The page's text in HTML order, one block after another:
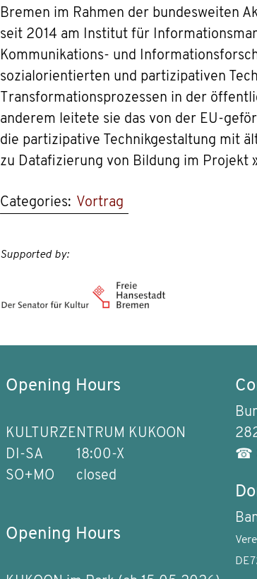
Bremen im Rahmen der bundesweiten
seit 2014 am Institut für
Kommunikations- und
sozialorientierten und partizipativen
Transformationsprozessen in der
anderem leitete sie das von der EU-
die partizipative Technikgestaltung mit
zu Datafizierung von Bildung im Projekt
Categories: Vortrag
Supported by:
Opening Hours
KULTURZENTRUM KUKOON
DI-SA
18:00-X
SO+MO
closed
Opening Hours
☎